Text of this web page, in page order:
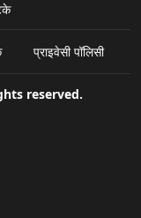
प्राइवेसी पॉलिसी
reserved.